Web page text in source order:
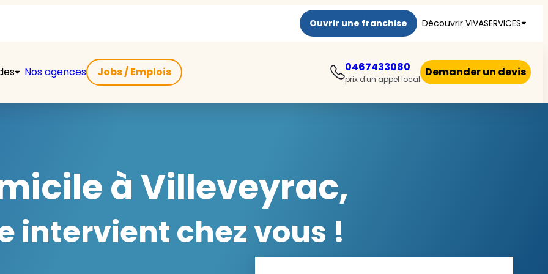
Ouvrir une franchise Découvrir VIVASERVICES
Nos agences Jobs / Emplois 0467433080
prix d'un appel local
Demander un devis
à Villeveyrac,
intervient chez vous !